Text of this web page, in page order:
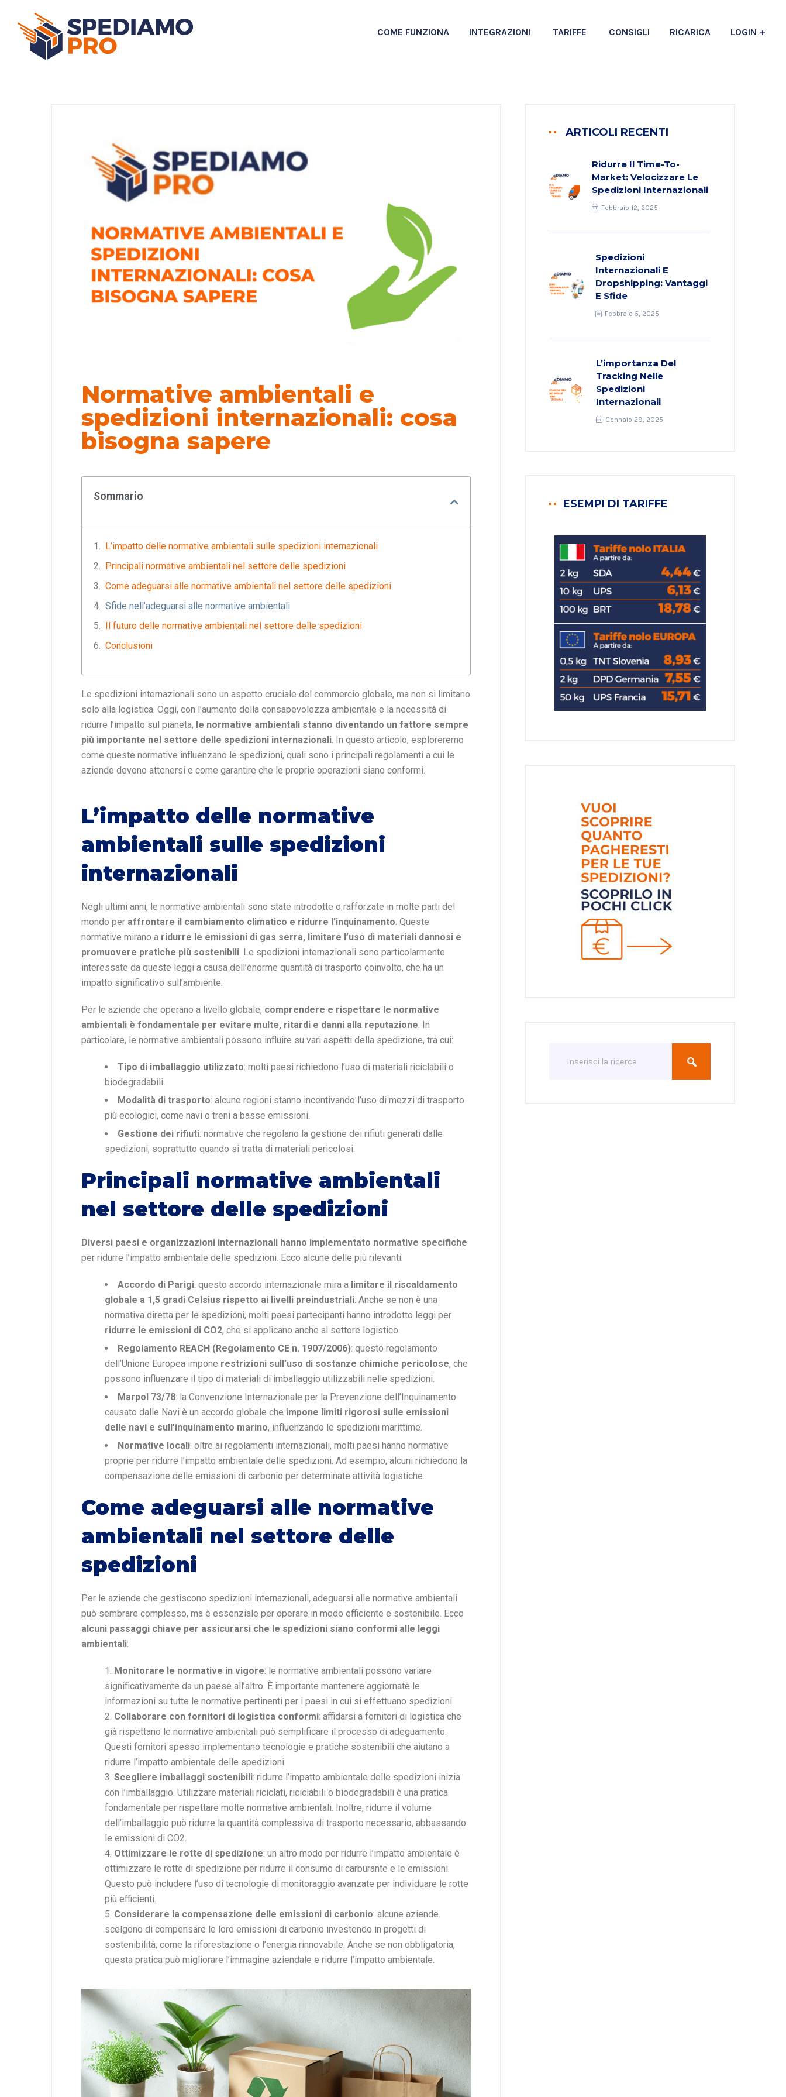
COME FUNZIONA INTEGRAZIONI TARIFFE CONSIGLI RICARICA LOGIN
Normative ambientali e
spedizioni internazionali: cosa
bisogna sapere
Sommario
L’impatto delle normative ambientali sulle spedizioni internazionali
Principali normative ambientali nel settore delle spedizioni
Come adeguarsi alle normative ambientali nel settore delle spedizioni
Sfide nell’adeguarsi alle normative ambientali
Il futuro delle normative ambientali nel settore delle spedizioni
Conclusioni
Le spedizioni internazionali sono un aspetto cruciale del commercio globale, ma non si limitano
solo alla logistica. Oggi, con l’aumento della consapevolezza ambientale e la necessità di
ridurre l’impatto sul pianeta, le normative ambientali stanno diventando un fattore sempre
più importante nel settore delle spedizioni internazionali. In questo articolo, esploreremo
come queste normative influenzano le spedizioni, quali sono i principali regolamenti a cui le
aziende devono attenersi e come garantire che le proprie operazioni siano conformi.
L’impatto delle normative
ambientali sulle spedizioni
internazionali
Negli ultimi anni, le normative ambientali sono state introdotte o rafforzate in molte parti del
mondo per affrontare il cambiamento climatico e ridurre l’inquinamento. Queste
normative mirano a ridurre le emissioni di gas serra, limitare l’uso di materiali dannosi e
promuovere pratiche più sostenibili. Le spedizioni internazionali sono particolarmente
interessate da queste leggi a causa dell’enorme quantità di trasporto coinvolto, che ha un
impatto significativo sull’ambiente.
Per le aziende che operano a livello globale, comprendere e rispettare le normative
ambientali è fondamentale per evitare multe, ritardi e danni alla reputazione. In
particolare, le normative ambientali possono influire su vari aspetti della spedizione, tra cui:
Tipo di imballaggio utilizzato: molti paesi richiedono l’uso di materiali riciclabili o
biodegradabili.
Modalità di trasporto: alcune regioni stanno incentivando l’uso di mezzi di trasporto
più ecologici, come navi o treni a basse emissioni.
Gestione dei rifiuti: normative che regolano la gestione dei rifiuti generati dalle
spedizioni, soprattutto quando si tratta di materiali pericolosi.
Principali normative ambientali
nel settore delle spedizioni
Diversi paesi e organizzazioni internazionali hanno implementato normative specifiche
per ridurre l’impatto ambientale delle spedizioni. Ecco alcune delle più rilevanti:
Accordo di Parigi: questo accordo internazionale mira a limitare il riscaldamento
globale a 1,5 gradi Celsius rispetto ai livelli preindustriali. Anche se non è una
normativa diretta per le spedizioni, molti paesi partecipanti hanno introdotto leggi per
ridurre le emissioni di CO2, che si applicano anche al settore logistico.
Regolamento REACH (Regolamento CE n. 1907/2006): questo regolamento
dell’Unione Europea impone restrizioni sull’uso di sostanze chimiche pericolose, che
possono influenzare il tipo di materiali di imballaggio utilizzabili nelle spedizioni.
Marpol 73/78: la Convenzione Internazionale per la Prevenzione dell’Inquinamento
causato dalle Navi è un accordo globale che impone limiti rigorosi sulle emissioni
delle navi e sull’inquinamento marino, influenzando le spedizioni marittime.
Normative locali: oltre ai regolamenti internazionali, molti paesi hanno normative
proprie per ridurre l’impatto ambientale delle spedizioni. Ad esempio, alcuni richiedono la
compensazione delle emissioni di carbonio per determinate attività logistiche.
Come adeguarsi alle normative
ambientali nel settore delle
spedizioni
Per le aziende che gestiscono spedizioni internazionali, adeguarsi alle normative ambientali
può sembrare complesso, ma è essenziale per operare in modo efficiente e sostenibile. Ecco
alcuni passaggi chiave per assicurarsi che le spedizioni siano conformi alle leggi
ambientali:
Monitorare le normative in vigore: le normative ambientali possono variare
significativamente da un paese all’altro. È importante mantenere aggiornate le
informazioni su tutte le normative pertinenti per i paesi in cui si effettuano spedizioni.
Collaborare con fornitori di logistica conformi: affidarsi a fornitori di logistica che
già rispettano le normative ambientali può semplificare il processo di adeguamento.
Questi fornitori spesso implementano tecnologie e pratiche sostenibili che aiutano a
ridurre l’impatto ambientale delle spedizioni.
Scegliere imballaggi sostenibili: ridurre l’impatto ambientale delle spedizioni inizia
con l’imballaggio. Utilizzare materiali riciclati, riciclabili o biodegradabili è una pratica
fondamentale per rispettare molte normative ambientali. Inoltre, ridurre il volume
dell’imballaggio può ridurre la quantità complessiva di trasporto necessario, abbassando
le emissioni di CO2.
Ottimizzare le rotte di spedizione: un altro modo per ridurre l’impatto ambientale è
ottimizzare le rotte di spedizione per ridurre il consumo di carburante e le emissioni.
Questo può includere l’uso di tecnologie di monitoraggio avanzate per individuare le rotte
più efficienti.
Considerare la compensazione delle emissioni di carbonio: alcune aziende
scelgono di compensare le loro emissioni di carbonio investendo in progetti di
sostenibilità, come la riforestazione o l’energia rinnovabile. Anche se non obbligatoria,
questa pratica può migliorare l’immagine aziendale e ridurre l’impatto ambientale.
ARTICOLI RECENTI
Ridurre Il Time-To-
Market: Velocizzare Le
Spedizioni Internazionali
Febbraio 12, 2025
Spedizioni
Internazionali E
Dropshipping: Vantaggi
E Sfide
Febbraio 5, 2025
L’importanza Del
Tracking Nelle
Spedizioni
Internazionali
Gennaio 29, 2025
ESEMPI DI TARIFFE